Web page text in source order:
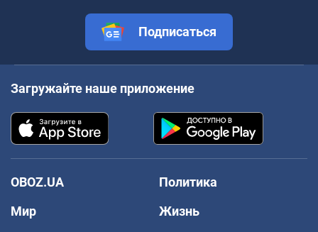
Подписаться
Загружайте наше приложение
OBOZ.UA
Политика
Мир
Жизнь